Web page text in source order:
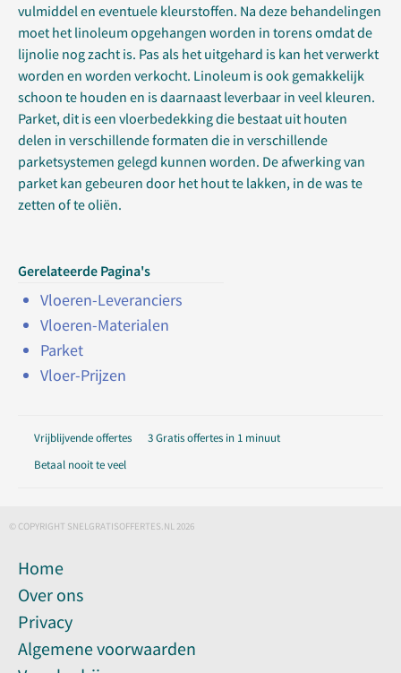
vulmiddel en eventuele kleurstoffen. Na deze behandelingen
moet het linoleum opgehangen worden in torens omdat de
lijnolie nog zacht is. Pas als het uitgehard is kan het verwerkt
worden en worden verkocht. Linoleum is ook gemakkelijk
schoon te houden en is daarnaast leverbaar in veel kleuren.
Parket, dit is een vloerbedekking die bestaat uit houten
delen in verschillende formaten die in verschillende
parketsystemen gelegd kunnen worden. De afwerking van
parket kan gebeuren door het hout te lakken, in de was te
zetten of te oliën.
Gerelateerde Pagina's
Vloeren-Leveranciers
Vloeren-Materialen
Parket
Vloer-Prijzen
Vrijblijvende offertes
3 Gratis offertes in 1 minuut
Betaal nooit te veel
© COPYRIGHT SNELGRATISOFFERTES.NL 2026
Home
Over ons
Privacy
Algemene voorwaarden